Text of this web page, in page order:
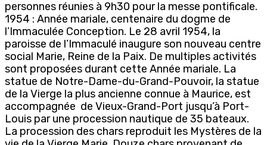
personnes réunies à 9h30 pour la messe pontificale.
1954 : Année mariale, centenaire du dogme de
l’Immaculée Conception. Le 28 avril 1954, la
paroisse de l’Immaculé inaugure son nouveau centre
social Marie, Reine de la Paix. De multiples activités
sont proposées durant cette Année mariale. La
statue de Notre-Dame-du-Grand-Pouvoir, la statue
de la Vierge la plus ancienne connue à Maurice, est
accompagnée de Vieux-Grand-Port jusqu’à Port-
Louis par une procession nautique de 35 bateaux.
La procession des chars reproduit les Mystères de la